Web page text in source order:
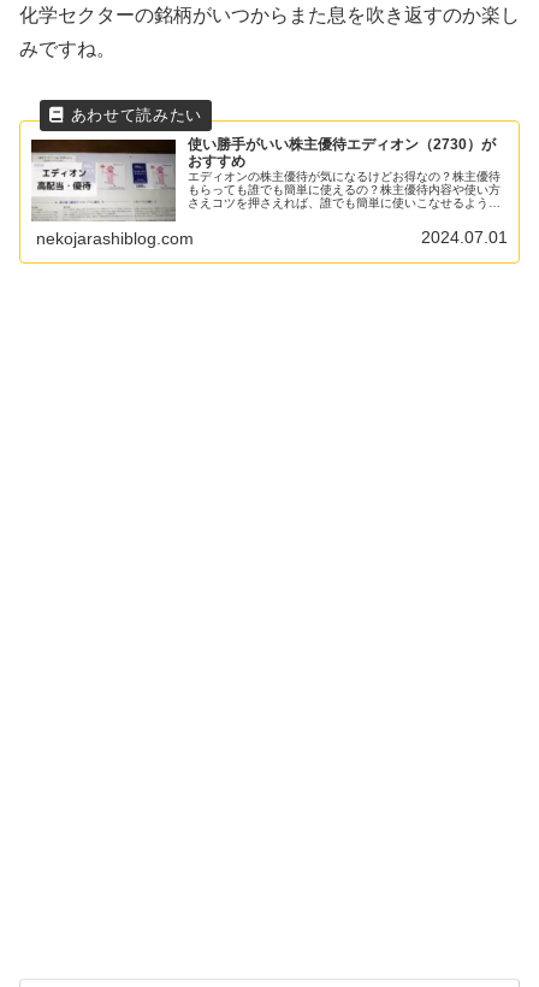
化学セクターの銘柄がいつからまた息を吹き返すのか楽し
みですね。
使い勝手がいい株主優待エディオン（2730）が
おすすめ
エディオンの株主優待が気になるけどお得なの？株主優待
もらっても誰でも簡単に使えるの？株主優待内容や使い方
さえコツを押さえれば、誰でも簡単に使いこなせるように
オンの株主優待についてご紹介します。実際に株を保有し
ていて、株主優待でお得に買い物しているので、株を買お
nekojarashiblog.com 2024.07.01